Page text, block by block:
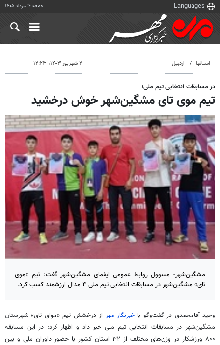
جمعه ۱۶ مرداد ۱۴۰۵
استانها اردبیل ۲ شهریور ۱۴۰۳، ۱۲:۲۳
در مسابقات انتخابی تیم ملی؛
تیم موی تای مشگین‌شهر خوش درخشید
مشگین‌شهر- مسوول روابط عمومی ایفمای مشگین‌شهر گفت: تیم «موی
تای» مشگین‌شهر در مسابقات انتخابی تیم ملی ۴ مدال ارزشمند کسب کرد.
وحیدآقامحمدی در گفت‌وگو با خبرنگار مهر از درخشش تیم «موای تای» شهرستان
مشگین‌شهر در مسابقات انتخابی تیم ملی خبر داد و اظهار کرد: در این مسابقه
۸۰۰ ورزشکار در وزن‌های مختلف از ۳۲ استان کشور با حضور داوران ملی و بین